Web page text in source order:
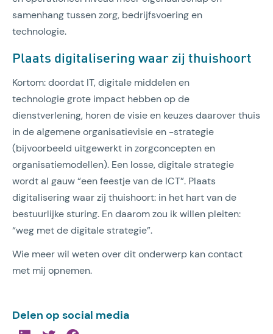
samenhang tussen zorg, bedrijfsvoering en
technologie.
Plaats digitalisering waar zij thuishoort
Kortom: doordat IT, digitale middelen en
technologie grote impact hebben op de
dienstverlening, horen de visie en keuzes daarover thuis
in de algemene organisatievisie en -strategie
(bijvoorbeeld uitgewerkt in zorgconcepten en
organisatiemodellen). Een losse, digitale strategie
wordt al gauw “een feestje van de ICT”. Plaats
digitalisering waar zij thuishoort: in het hart van de
bestuurlijke sturing. En daarom zou ik willen pleiten:
“weg met de digitale strategie”.
Wie meer wil weten over dit onderwerp kan contact
met mij opnemen.
Delen op social media